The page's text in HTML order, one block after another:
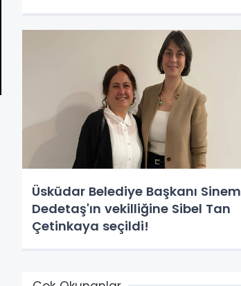
Üsküdar Belediye Başkanı Sinem
Dedetaş'ın vekilliğine Sibel Tan
Çetinkaya seçildi!